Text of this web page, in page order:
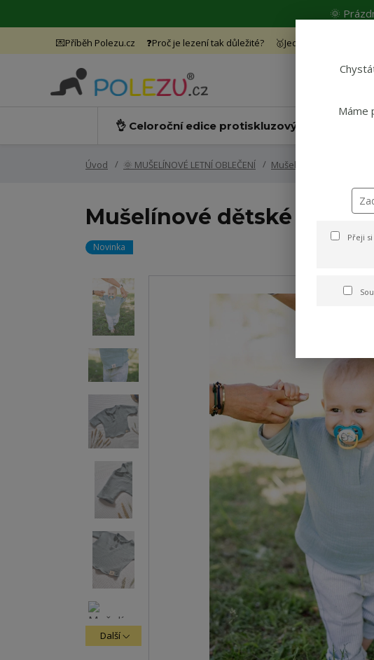
🌞
💌Příběh Polezu.cz ❓Proč je lezení tak důležité? 🥇Jedinečné materiály
👌 Celoroční edice protiskluzových kalhot
Úvod 🌞 MUŠELÍNOVÉ LETNÍ OBLEČENÍ Mušelínové tričko
Mušelínové dětské tričko
Novinka
Další
Máme
Přeji